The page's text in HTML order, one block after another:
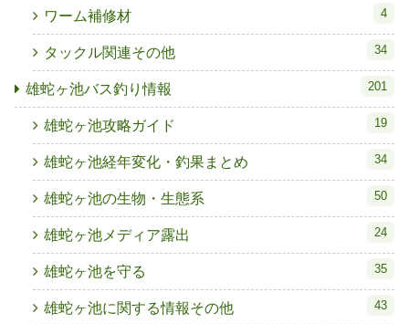
ワーム補修材 4
タックル関連その他 34
雄蛇ヶ池バス釣り情報 201
雄蛇ヶ池攻略ガイド 19
雄蛇ヶ池経年変化・釣果まとめ 34
雄蛇ヶ池の生物・生態系 50
雄蛇ヶ池メディア露出 24
雄蛇ヶ池を守る 35
雄蛇ヶ池に関する情報その他 43